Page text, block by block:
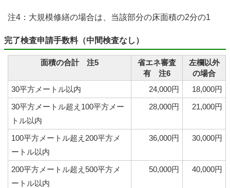
注4：大規模修繕の場合は、当該部分の床面積の2分の1
完了検査申請手数料（中間検査なし）
面積の合計 注5
省エネ審査
有 注6
左欄以外
の場合
30平方メートル以内
24,000円
18,000円
30平方メートル超え100平方メー
トル以内
28,000円 21,000円
100平方メートル超え200平方メ
ートル以内
36,000円 30,000円
200平方メートル超え500平方メ
ートル以内
50,000円 40,000円